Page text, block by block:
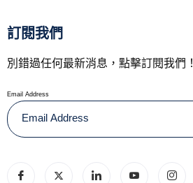
訂閱我們
別錯過任何最新消息，點擊訂閱我們！
Email Address